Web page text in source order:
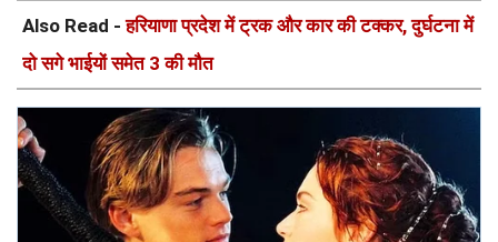
Also Read -हरियाणा प्रदेश में ट्रक और कार की टक्कर, दुर्घटना में
दो सगे भाईयों समेत 3 की मौत